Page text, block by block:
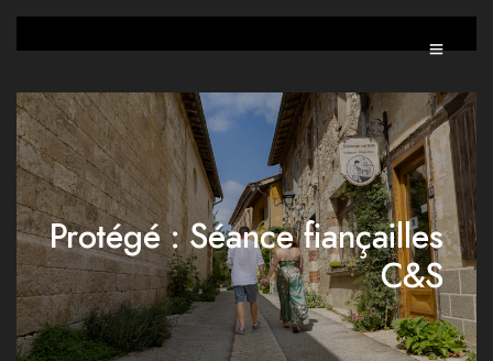
Protégé : Séance fiançailles
C&S